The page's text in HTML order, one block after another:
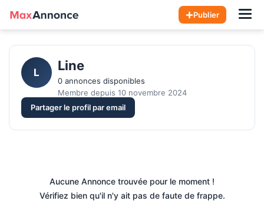
Publier
L Line
0 annonces disponibles
Membre depuis 10 novembre 2024
Partager le profil par email
Aucune Annonce trouvée pour le moment !
Vérifiez bien qu'il n'y ait pas de faute de frappe.